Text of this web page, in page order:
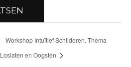
Workshop Intuïtief Schilderen. Thema
Loslaten en Oogsten